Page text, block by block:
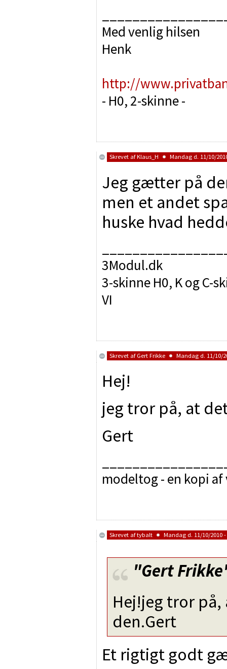
Med venlig hilsen
Henk
http://
- H0, 2-skinne -
Skrevet afKlaus_H Mandag d. 11/10/
Jeg gætter på
men et andet
huske hvad
3Modul.dk
3-skinne H0, K og C-
VI
Skrevet af Gert Frikke Mandag d. 11/10/
Hej!
jeg tror på, at
Gert
modeltog - en kopi
Skrevet aftybalt Mandag d. 11/10/2010 -
"Gert
Hej!jeg tror på,
den.Gert
Et rigtigt godt